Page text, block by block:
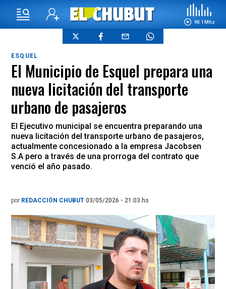
90.1 Mhz
ESQUEL
El Municipio de Esquel prepara una
nueva licitación del transporte
urbano de pasajeros
El Ejecutivo municipal se encuentra preparando una
nueva licitación del transporte urbano de pasajeros,
actualmente concesionado a la empresa Jacobsen
S.A pero a través de una prorroga del contrato que
venció el año pasado.
por REDACCIÓN CHUBUT 03/05/2026 - 21.03.hs